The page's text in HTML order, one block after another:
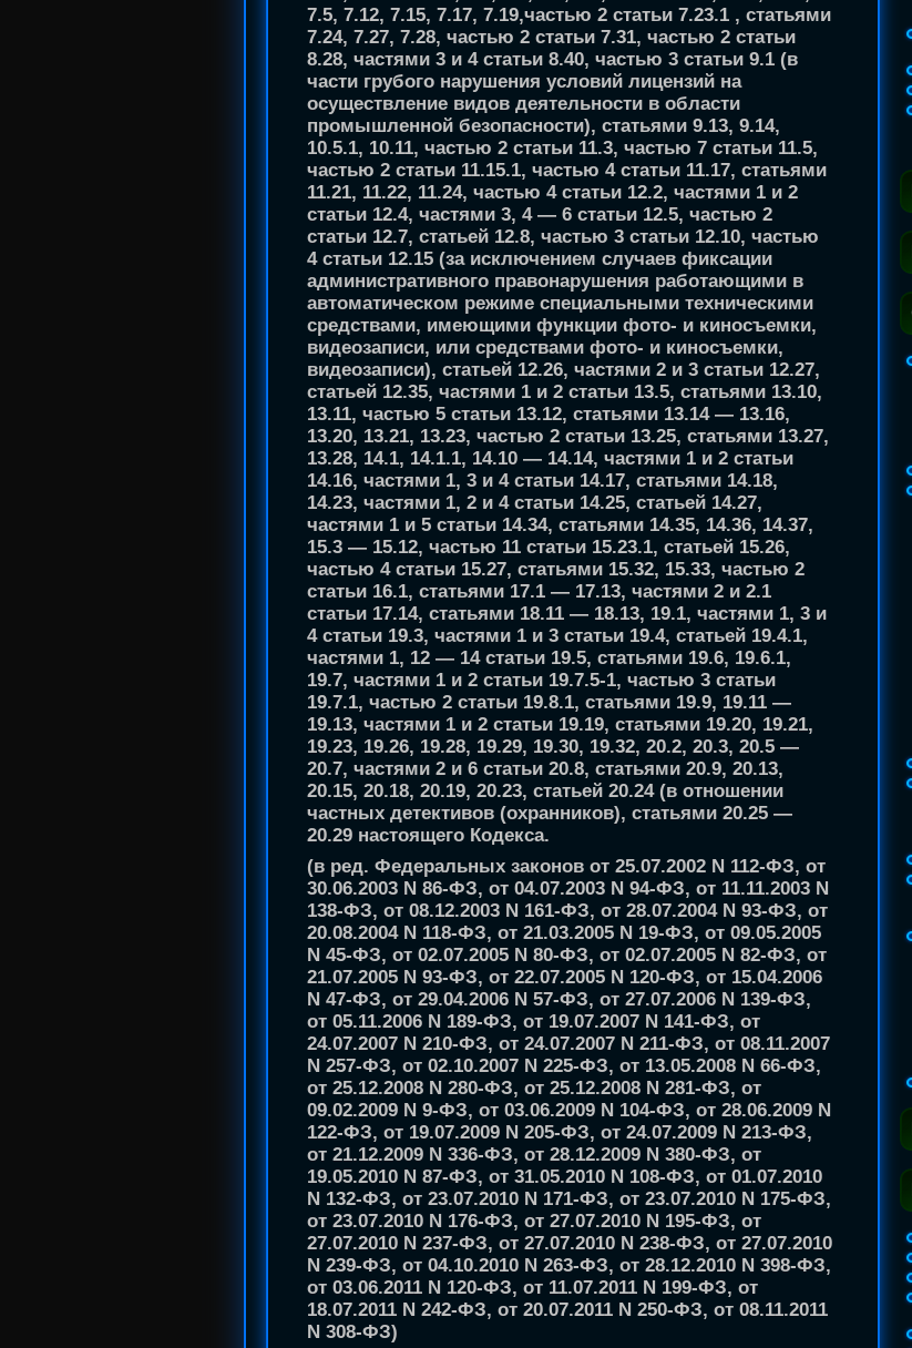
7.5, 7.12, 7.15, 7.17, 7.19,частью 2 статьи 7.23.1 , статьями
7.24, 7.27, 7.28, частью 2 статьи 7.31, частью 2 статьи
8.28, частями 3 и 4 статьи 8.40, частью 3 статьи 9.1 (в
части грубого нарушения условий лицензий на
осуществление видов деятельности в области
промышленной безопасности), статьями 9.13, 9.14,
10.5.1, 10.11, частью 2 статьи 11.3, частью 7 статьи 11.5,
частью 2 статьи 11.15.1, частью 4 статьи 11.17, статьями
11.21, 11.22, 11.24, частью 4 статьи 12.2, частями 1 и 2
статьи 12.4, частями 3, 4 — 6 статьи 12.5, частью 2
статьи 12.7, статьей 12.8, частью 3 статьи 12.10, частью
4 статьи 12.15 (за исключением случаев фиксации
административного правонарушения работающими в
автоматическом режиме специальными техническими
средствами, имеющими функции фото- и киносъемки,
видеозаписи, или средствами фото- и киносъемки,
видеозаписи), статьей 12.26, частями 2 и 3 статьи 12.27,
статьей 12.35, частями 1 и 2 статьи 13.5, статьями 13.10,
13.11, частью 5 статьи 13.12, статьями 13.14 — 13.16,
13.20, 13.21, 13.23, частью 2 статьи 13.25, статьями 13.27,
13.28, 14.1, 14.1.1, 14.10 — 14.14, частями 1 и 2 статьи
14.16, частями 1, 3 и 4 статьи 14.17, статьями 14.18,
14.23, частями 1, 2 и 4 статьи 14.25, статьей 14.27,
частями 1 и 5 статьи 14.34, статьями 14.35, 14.36, 14.37,
15.3 — 15.12, частью 11 статьи 15.23.1, статьей 15.26,
частью 4 статьи 15.27, статьями 15.32, 15.33, частью 2
статьи 16.1, статьями 17.1 — 17.13, частями 2 и 2.1
статьи 17.14, статьями 18.11 — 18.13, 19.1, частями 1, 3 и
4 статьи 19.3, частями 1 и 3 статьи 19.4, статьей 19.4.1,
частями 1, 12 — 14 статьи 19.5, статьями 19.6, 19.6.1,
19.7, частями 1 и 2 статьи 19.7.5-1, частью 3 статьи
19.7.1, частью 2 статьи 19.8.1, статьями 19.9, 19.11 —
19.13, частями 1 и 2 статьи 19.19, статьями 19.20, 19.21,
19.23, 19.26, 19.28, 19.29, 19.30, 19.32, 20.2, 20.3, 20.5 —
20.7, частями 2 и 6 статьи 20.8, статьями 20.9, 20.13,
20.15, 20.18, 20.19, 20.23, статьей 20.24 (в отношении
частных детективов (охранников), статьями 20.25 —
20.29 настоящего Кодекса.
(в ред. Федеральных законов от 25.07.2002 N 112-ФЗ, от
30.06.2003 N 86-ФЗ, от 04.07.2003 N 94-ФЗ, от 11.11.2003 N
138-ФЗ, от 08.12.2003 N 161-ФЗ, от 28.07.2004 N 93-ФЗ, от
20.08.2004 N 118-ФЗ, от 21.03.2005 N 19-ФЗ, от 09.05.2005
N 45-ФЗ, от 02.07.2005 N 80-ФЗ, от 02.07.2005 N 82-ФЗ, от
21.07.2005 N 93-ФЗ, от 22.07.2005 N 120-ФЗ, от 15.04.2006
N 47-ФЗ, от 29.04.2006 N 57-ФЗ, от 27.07.2006 N 139-ФЗ,
от 05.11.2006 N 189-ФЗ, от 19.07.2007 N 141-ФЗ, от
24.07.2007 N 210-ФЗ, от 24.07.2007 N 211-ФЗ, от 08.11.2007
N 257-ФЗ, от 02.10.2007 N 225-ФЗ, от 13.05.2008 N 66-ФЗ,
от 25.12.2008 N 280-ФЗ, от 25.12.2008 N 281-ФЗ, от
09.02.2009 N 9-ФЗ, от 03.06.2009 N 104-ФЗ, от 28.06.2009 N
122-ФЗ, от 19.07.2009 N 205-ФЗ, от 24.07.2009 N 213-ФЗ,
от 21.12.2009 N 336-ФЗ, от 28.12.2009 N 380-ФЗ, от
19.05.2010 N 87-ФЗ, от 31.05.2010 N 108-ФЗ, от 01.07.2010
N 132-ФЗ, от 23.07.2010 N 171-ФЗ, от 23.07.2010 N 175-ФЗ,
от 23.07.2010 N 176-ФЗ, от 27.07.2010 N 195-ФЗ, от
27.07.2010 N 237-ФЗ, от 27.07.2010 N 238-ФЗ, от 27.07.2010
N 239-ФЗ, от 04.10.2010 N 263-ФЗ, от 28.12.2010 N 398-ФЗ,
от 03.06.2011 N 120-ФЗ, от 11.07.2011 N 199-ФЗ, от
18.07.2011 N 242-ФЗ, от 20.07.2011 N 250-ФЗ, от 08.11.2011
N 308-ФЗ)